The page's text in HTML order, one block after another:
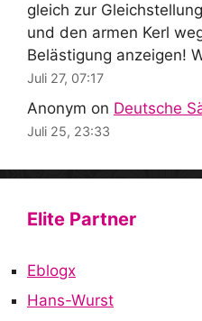
gleich zur
und den armen Kerl
Belästigung anzeigen!
Juli 27, 07:17
Anonym on Deutsche
Juli 25, 23:33
Elite Partner
Eblogx
Hans-Wurst